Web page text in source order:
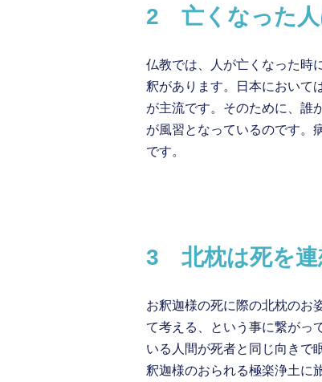
2 亡くなった人
仏教では、人が亡くなった時
釈があります。日本において
が主流です。そのために、誰
が風習となっているのです。
です。
3 北枕は死を連
お釈迦様の死に際の北枕のお
て考える、という事に繋がっ
いる人間が死者と同じ向きで
釈迦様のおられる極楽浄土に